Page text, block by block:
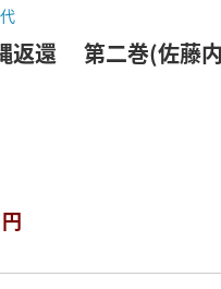
還 第二巻(佐藤内